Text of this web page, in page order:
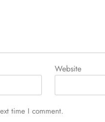
Website
time I comment.